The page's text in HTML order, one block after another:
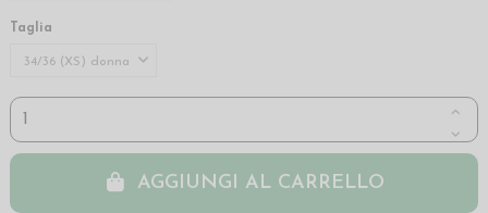
Taglia
AGGIUNGI AL CARRELLO